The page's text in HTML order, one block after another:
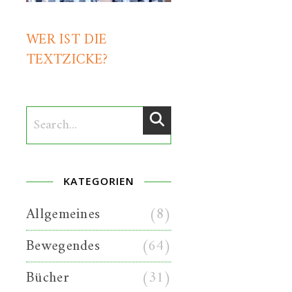
WER IST DIE
TEXTZICKE?
KATEGORIEN
Allgemeines
(8)
Bewegendes
(64)
Bücher
(31)